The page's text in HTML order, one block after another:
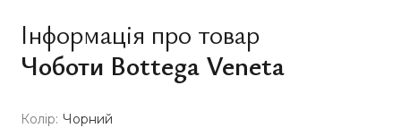
Інформація про товар
Чоботи Bottega Veneta
Колір: Чорний